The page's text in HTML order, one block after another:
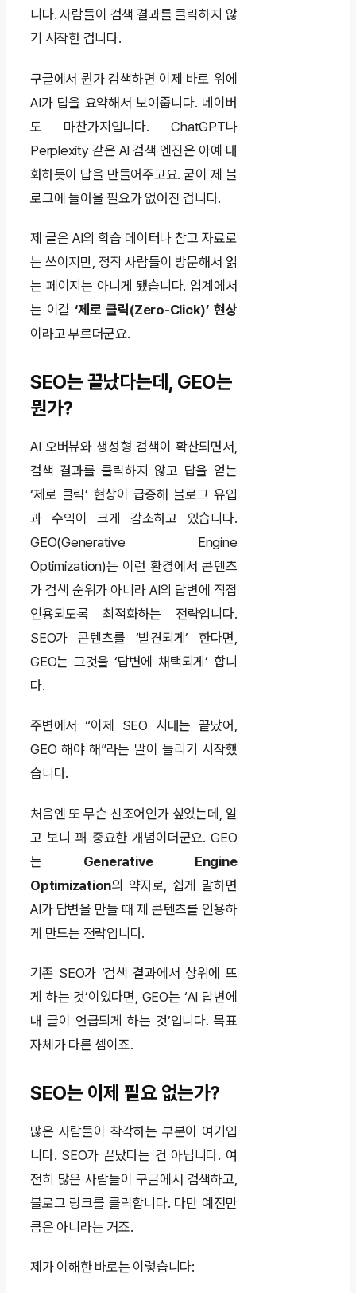
니다. 사람들이 검색 결과를 클릭하지 않
기 시작한 겁니다.
구글에서 뭔가 검색하면 이제 바로 위에
AI가 답을 요약해서 보여줍니다. 네이버
도 마찬가지입니다. ChatGPT나
Perplexity 같은 AI 검색 엔진은 아예 대
화하듯이 답을 만들어주고요. 굳이 제 블
로그에 들어올 필요가 없어진 겁니다.
제 글은 AI의 학습 데이터나 참고 자료로
는 쓰이지만, 정작 사람들이 방문해서 읽
는 페이지는 아니게 됐습니다. 업계에서
는 이걸‘제로 클릭(Zero-Click)’ 현상
이라고 부르더군요.
SEO는 끝났다는데, GEO는
뭔가?
AI 오버뷰와 생성형 검색이 확산되면서,
검색 결과를 클릭하지 않고 답을 얻는
‘제로 클릭’ 현상이 급증해 블로그 유입
과 수익이 크게 감소하고 있습니다.
GEO(Generative Engine
Optimization)는 이런 환경에서 콘텐츠
가 검색 순위가 아니라 AI의 답변에 직접
인용되도록 최적화하는 전략입니다.
SEO가 콘텐츠를 ‘발견되게’ 한다면,
GEO는 그것을 ‘답변에 채택되게’ 합니
다.
주변에서 “이제 SEO 시대는 끝났어,
GEO 해야 해”라는 말이 들리기 시작했
습니다.
처음엔 또 무슨 신조어인가 싶었는데, 알
고 보니 꽤 중요한 개념이더군요. GEO
는 Generative Engine
Optimization의 약자로, 쉽게 말하면
AI가 답변을 만들 때 제 콘텐츠를 인용하
게 만드는 전략입니다.
기존 SEO가 ‘검색 결과에서 상위에 뜨
게 하는 것’이었다면, GEO는 ‘AI 답변에
내 글이 언급되게 하는 것’입니다. 목표
자체가 다른 셈이죠.
SEO는 이제 필요 없는가?
많은 사람들이 착각하는 부분이 여기입
니다. SEO가 끝났다는 건 아닙니다. 여
전히 많은 사람들이 구글에서 검색하고,
블로그 링크를 클릭합니다. 다만 예전만
큼은 아니라는 거죠.
제가 이해한 바로는 이렇습니다: